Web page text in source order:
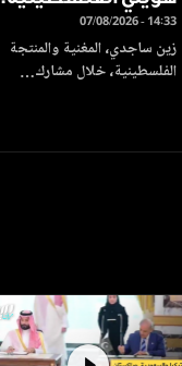
07/08/2026 - 14:33
زين ساجدي، المغنية والمنتجة
الفلسطينية، خلال مشارك…